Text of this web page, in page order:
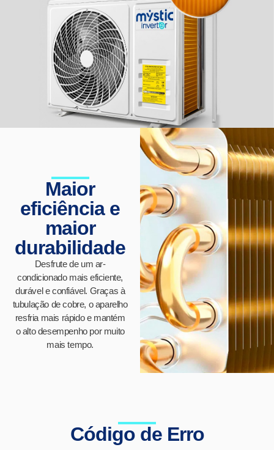
Maior
eficiência e
maior
durabilidade
Desfrute de um ar-
condicionado mais eficiente,
durável e confiável. Graças à
tubulação de cobre, o aparelho
resfria mais rápido e mantém
o alto desempenho por muito
mais tempo.
Código de Erro